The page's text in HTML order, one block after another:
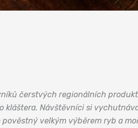
čerstvých regionálních
kláštera. Návštěvníci si
velkým výběrem ryb a